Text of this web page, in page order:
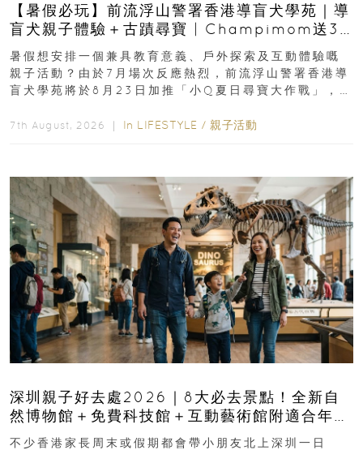
【暑假必玩】前流浮山警署香港導盲犬學苑｜導
盲犬親子體驗＋古蹟尋寶 | Champimom送3
組免費名額
暑假想安排一個兼具教育意義、戶外探索及互動體驗嘅
親子活動？由於7月場次反應熱烈，前流浮山警署香港導
盲犬學苑將於8月23日加推「小Q夏日尋寶大作戰」，家
7th August, 2026 ｜ In LIFESTYLE / 親子活動
深圳親子好去處2026｜8大必去景點！全新自
然博物館＋免費科技館＋互動藝術館附適合年
齡、交通、門票、開放時間
不少香港家長周末或假期都會帶小朋友北上深圳一日